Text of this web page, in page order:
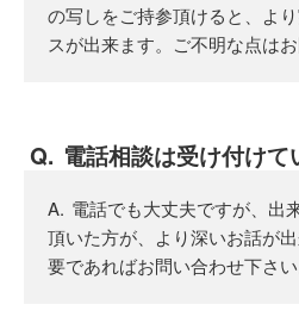
の写しをご持参頂けると、よ
スが出来ます。ご不明な点はお
電話相談は受け付けて
電話でも大丈夫ですが、出
頂いた方が、より深いお話が
要であればお問い合わせ下さい